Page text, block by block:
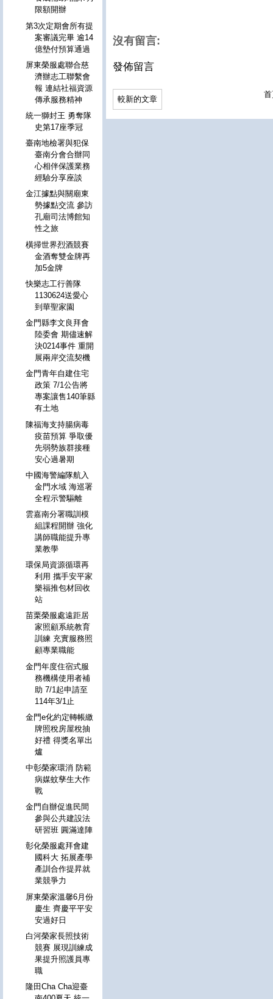
沒有留言:
發佈留言
較新的文章
限額開辦
第3次定期會所有提
案審議完畢 逾14
億墊付預算通過
屏東榮服處聯合慈
濟辦志工聯繫會
報 連結社福資源
傳承服務精神
統一獅封王 勇奪隊
史第17座季冠
臺南地檢署與犯保
臺南分會合辦同
心相伴保護業務
經驗分享座談
金江據點與關廟東
勢據點交流 參訪
孔廟司法博館知
性之旅
橫掃世界烈酒競賽
金酒奪雙金牌再
加5金牌
快樂志工行善隊
1130624送愛心
到華聖家園
金門縣李文良拜會
陸委會 期儘速解
決0214事件 重開
展兩岸交流契機
金門青年自建住宅
政策 7/1公告將
專案讓售140筆縣
有土地
陳福海支持腸病毒
疫苗預算 爭取優
先弱勢族群接種
安心過暑期
中國海警編隊航入
金門水域 海巡署
全程示警驅離
雲嘉南分署職訓模
組課程開辦 強化
講師職能提升專
業教學
環保局資源循環再
利用 攜手安平家
樂福推包材回收
站
苗栗榮服處遠距居
家照顧系統教育
訓練 充實服務照
顧專業職能
金門年度住宿式服
務機構使用者補
助 7/1起申請至
114年3/1止
金門e化約定轉帳繳
牌照稅房屋稅抽
好禮 得獎名單出
爐
中彰榮家環消 防範
病媒蚊孳生大作
戰
金門自辦促進民間
參與公共建設法
研習班 圓滿達陣
彰化榮服處拜會建
國科大 拓展產學
產訓合作提昇就
業競爭力
屏東榮家溫馨6月份
慶生 齊慶平平安
安過好日
白河榮家長照技術
競賽 展現訓練成
果提升照護員專
職
隆田Cha Cha迎臺